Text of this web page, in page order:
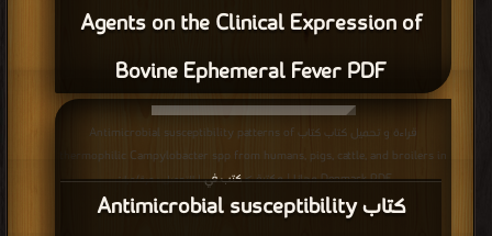
Agents on the Clinical Expression of
Bovine Ephemeral Fever PDF
كتاب Antimicrobial susceptibility
قراءة و تحميل كتاب كتاب Antimicrobial susceptibility patterns of
thermophilic Campylobacter spp from humans, pigs, cattle, and broilers in
Denmark PDF مجانا | مكتبة >
كتب في| التحميل : مرة/مرات